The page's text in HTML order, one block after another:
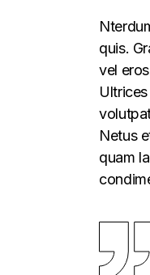
quis.
vel
Netus
quam